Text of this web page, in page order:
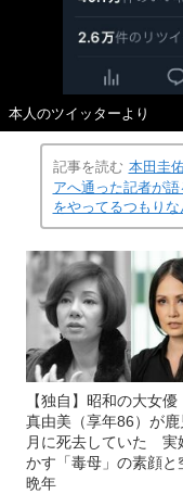
本人のツイッターより
記事を読む 本田圭
アへ通った記者が
をやってるつもり
【独自】昭和の大女優
真由美（享年86）が鹿
月に死去していた 実
かす「毒母」の素顔と
晩年